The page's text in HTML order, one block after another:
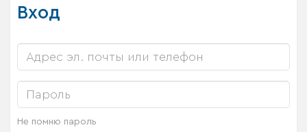
Вход
Не помню пароль